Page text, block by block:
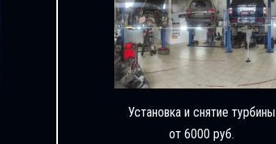
Установка и снятие турбины
от 6000 руб.